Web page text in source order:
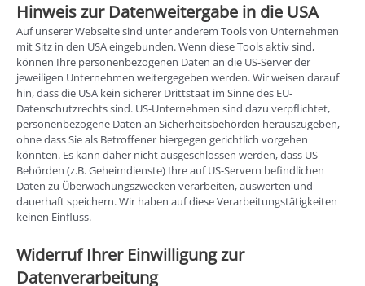
Hinweis zur Datenweitergabe in die USA
Auf unserer Webseite sind unter anderem Tools von Unternehmen
mit Sitz in den USA eingebunden. Wenn diese Tools aktiv sind,
können Ihre personenbezogenen Daten an die US-Server der
jeweiligen Unternehmen weitergegeben werden. Wir weisen darauf
hin, dass die USA kein sicherer Drittstaat im Sinne des EU-
Datenschutzrechts sind. US-Unternehmen sind dazu verpflichtet,
personenbezogene Daten an Sicherheitsbehörden herauszugeben,
ohne dass Sie als Betroffener hiergegen gerichtlich vorgehen
könnten. Es kann daher nicht ausgeschlossen werden, dass US-
Behörden (z.B. Geheimdienste) Ihre auf US-Servern befindlichen
Daten zu Überwachungszwecken verarbeiten, auswerten und
dauerhaft speichern. Wir haben auf diese Verarbeitungstätigkeiten
keinen Einfluss.
Widerruf Ihrer Einwilligung zur
Datenverarbeitung